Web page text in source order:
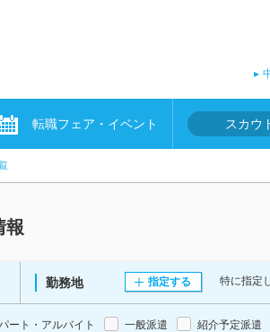
転職フェア・イベント スカウ
報
勤務地 指定する 特に指定
ート・アルバイト 一般派遣 紹介予定派遣